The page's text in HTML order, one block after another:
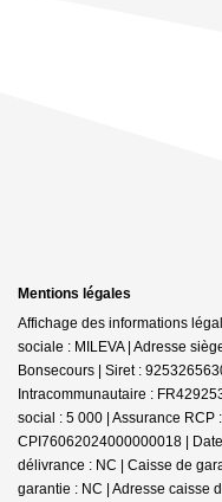
Mentions légales
Affichage des informations
sociale : MILEVA | Adresse
Bonsecours | Siret :
Intracommunautaire :
social : 5 000 | Assurance
CPI76062024000000018 |
délivrance : NC | Caisse de
garantie : NC | Adresse caisse